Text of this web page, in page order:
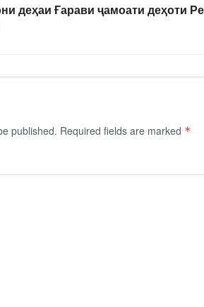
деҳаи Ғарави ҷамоати деҳоти
published. Required fields are marked *